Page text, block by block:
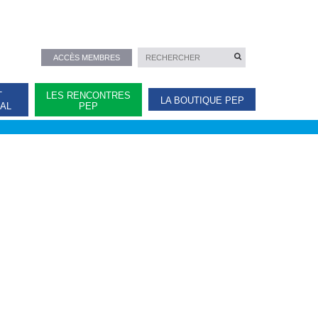
ACCÈS MEMBRES
LES RENCONTRES
PEP
LA BOUTIQUE PEP